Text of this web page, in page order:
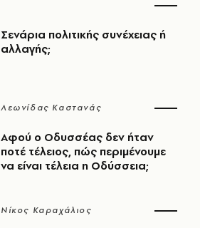
Σενάρια πολιτικής συνέχειας ή
αλλαγής;
Λεωνίδας Καστανάς
Αφού ο Οδυσσέας δεν ήταν
ποτέ τέλειος, πώς περιμένουμε
να είναι τέλεια η Οδύσσεια;
Νίκος Καραχάλιος